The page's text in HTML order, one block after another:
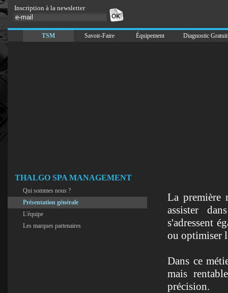
Inscription à la newsletter
TSM Savoir-Faire Équipement Diagnostic Gratuit
THALGO SPA MANAGEMENT
Qui sommes nous ?
Présentation générale
L'équipe
Les marques partenaires
La première
assister
s'adressent
ou optimiser
Dans ce
mais
précision.